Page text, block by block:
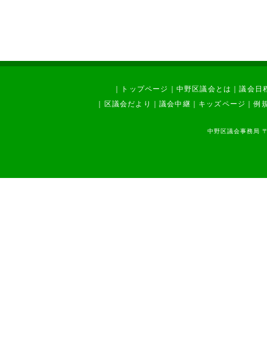
トップページ 中野区議会とは ｜議会日
区議会だより ｜議会中継 キッズページ ｜例
中野区議会事務局